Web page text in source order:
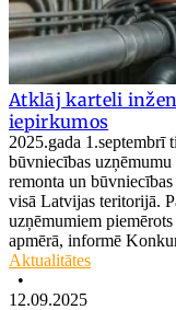
Atklāj karteli
iepirkumos
2025.gada 1.septembrī
būvniecības
remonta un
visā Latvijas teritorijā.
uzņēmumiem
apmērā, informē
Aktualitātes
•
12.09.2025